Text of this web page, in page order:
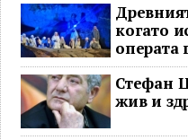
когато
операта
Стефан
жив и